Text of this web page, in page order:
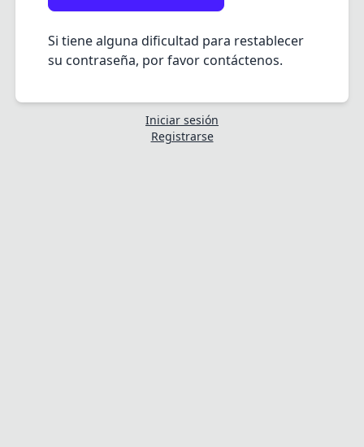
Si tiene alguna dificultad para restablecer
su contraseña, por favor contáctenos.
Iniciar sesión
Registrarse